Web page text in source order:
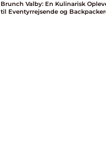
Brunch Valby: En Kulinarisk
til Eventyrrejsende og